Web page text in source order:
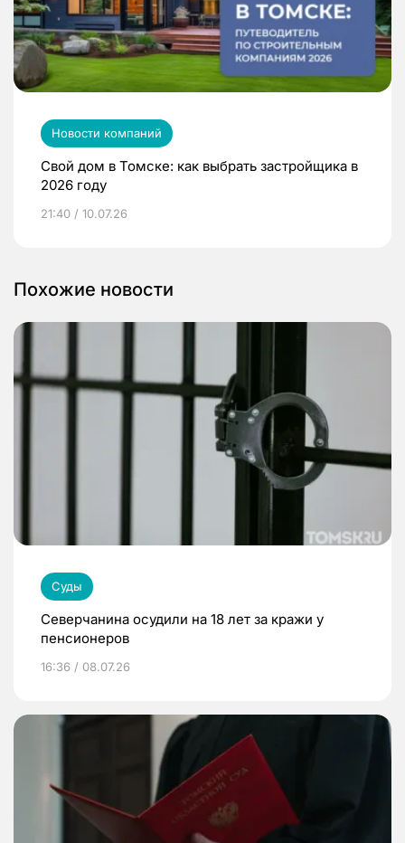
Новости компаний
Свой дом в Томске: как выбрать застройщика в
2026 году
21:40 / 10.07.26
Похожие новости
Суды
Северчанина осудили на 18 лет за кражи у
пенсионеров
16:36 / 08.07.26